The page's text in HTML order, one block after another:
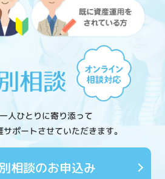
人ひとりに寄り添って
ポートさせていただきます。
相談のお申込み